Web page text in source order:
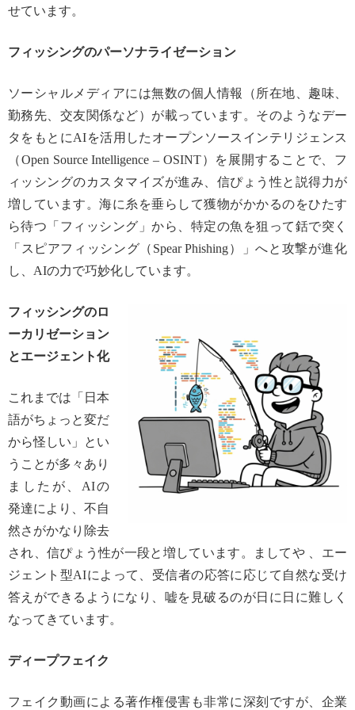
せています。
フィッシングのパーソナライゼーション
ソーシャルメディアには無数の個人情報（所在地、趣味、
勤務先、交友関係など）が載っています。そのようなデー
タをもとにAIを活用したオープンソースインテリジェンス
（Open Source Intelligence – OSINT）を展開することで、フ
ィッシングのカスタマイズが進み、信ぴょう性と説得力が
増しています。海に糸を垂らして獲物がかかるのをひたす
ら待つ「フィッシング」から、特定の魚を狙って銛で突く
「スピアフィッシング（Spear Phishing）」へと攻撃が進化
し、AIの力で巧妙化しています。
フィッシングのロ
ーカリゼーション
とエージェント化
これまでは「日本
語がちょっと変だ
から怪しい」とい
うことが多々あり
ましたが、AIの
発達により、不自
然さがかなり除去
され、信ぴょう性が一段と増しています。ましてや 、エー
ジェント型AIによって、受信者の応答に応じて自然な受け
答えができるようになり、嘘を見破るのが日に日に難しく
なってきています。
ディープフェイク
フェイク動画による著作権侵害も非常に深刻ですが、企業